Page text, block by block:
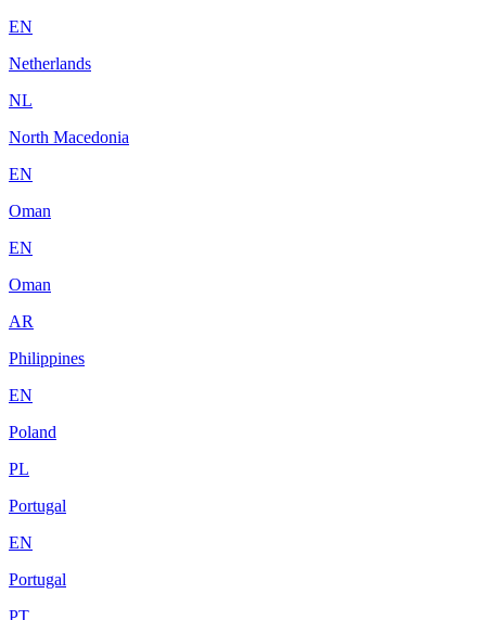
EN
Netherlands
NL
North Macedonia
EN
Oman
EN
Oman
AR
Philippines
EN
Poland
PL
Portugal
EN
Portugal
PT